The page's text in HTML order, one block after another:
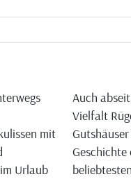
mit
Urlaub
Auch
Vielfalt
Geschichte